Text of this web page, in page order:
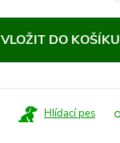
VLOŽIT DO KOŠÍKU
Hlídací pes